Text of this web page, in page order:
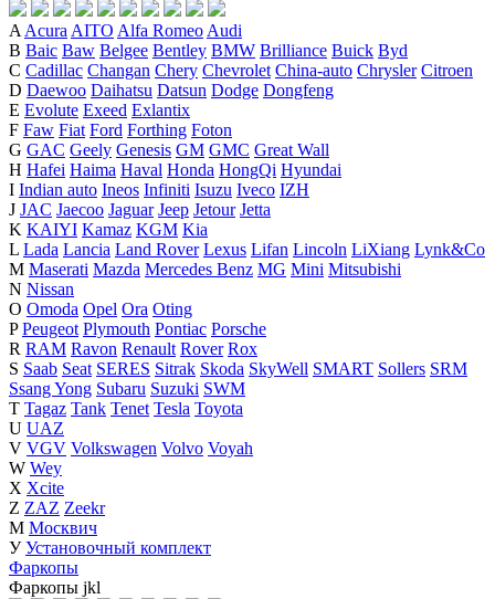
A Acura AITO Alfa Romeo Audi
B Baic Baw Belgee Bentley BMW Brilliance Buick Byd
C Cadillac Changan Chery Chevrolet China-auto Chrysler Citroen
D Daewoo Daihatsu Datsun Dodge Dongfeng
E Evolute Exeed Exlantix
F Faw Fiat Ford Forthing Foton
G GAC Geely Genesis GM GMC Great Wall
H Hafei Haima Haval Honda HongQi Hyundai
I Indian auto Ineos Infiniti Isuzu Iveco IZH
J JAC Jaecoo Jaguar Jeep Jetour Jetta
K KAIYI Kamaz KGM Kia
L Lada Lancia Land Rover Lexus Lifan Lincoln LiXiang Lynk&Co
M Maserati Mazda Mercedes Benz MG Mini Mitsubishi
N Nissan
O Omoda Opel Ora Oting
P Peugeot Plymouth Pontiac Porsche
R RAM Ravon Renault Rover Rox
S Saab Seat SERES Sitrak Skoda SkyWell SMART Sollers SRM
Ssang Yong Subaru Suzuki SWM
T Tagaz Tank Tenet Tesla Toyota
U UAZ
V VGV Volkswagen Volvo Voyah
W Wey
X Xcite
Z ZAZ Zeekr
М Москвич
У Установочный комплект
Фаркопы
Фаркопы jkl